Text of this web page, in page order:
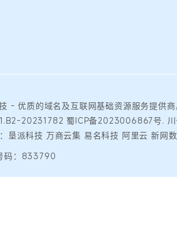
- 优质的域名 及互联网基础资源服务提供
20231782 蜀ICP备2023006867号.
垦派科技 万商云集 易名科技 阿里云 新网
码：833790